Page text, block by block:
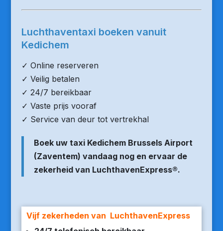
Luchthaventaxi boeken vanuit
Kedichem
✓ Online reserveren
✓ Veilig betalen
✓ 24/7 bereikbaar
✓ Vaste prijs vooraf
✓ Service van deur tot vertrekhal
Boek uw taxi Kedichem Brussels Airport
(Zaventem) vandaag nog en ervaar de
zekerheid van LuchthavenExpress®.
Vijf zekerheden van LuchthavenExpress